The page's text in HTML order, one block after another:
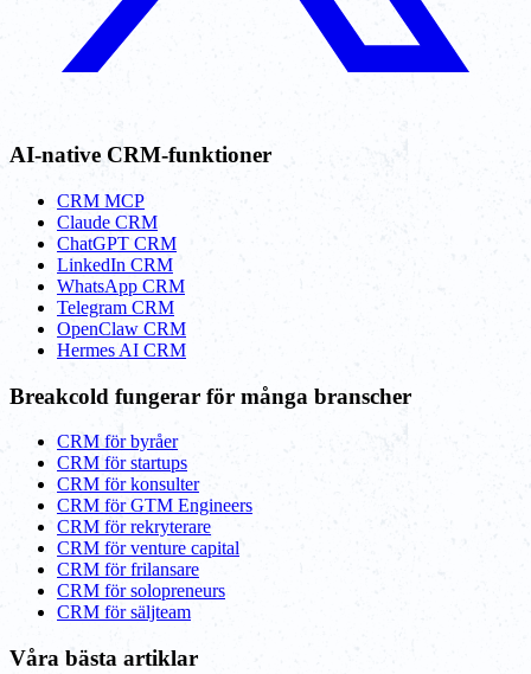
AI-native CRM-funktioner
CRM MCP
Claude CRM
ChatGPT CRM
LinkedIn CRM
WhatsApp CRM
Telegram CRM
OpenClaw CRM
Hermes AI CRM
Breakcold fungerar för många branscher
CRM för byråer
CRM för startups
CRM för konsulter
CRM för GTM Engineers
CRM för rekryterare
CRM för venture capital
CRM för frilansare
CRM för solopreneurs
CRM för säljteam
Våra bästa artiklar